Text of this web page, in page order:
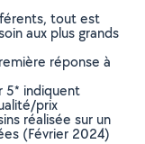
tout est
aux plus grands
réponse à
5* indiquent
prix
réalisée sur un
(Février 2024)